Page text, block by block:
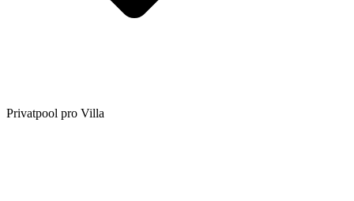
Privatpool pro Villa